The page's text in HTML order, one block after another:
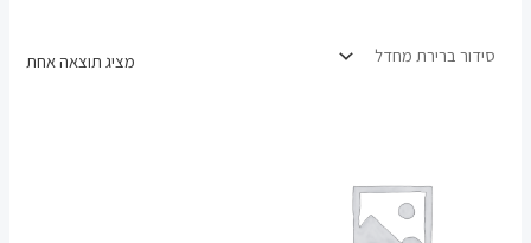
מציג תוצאה אחת